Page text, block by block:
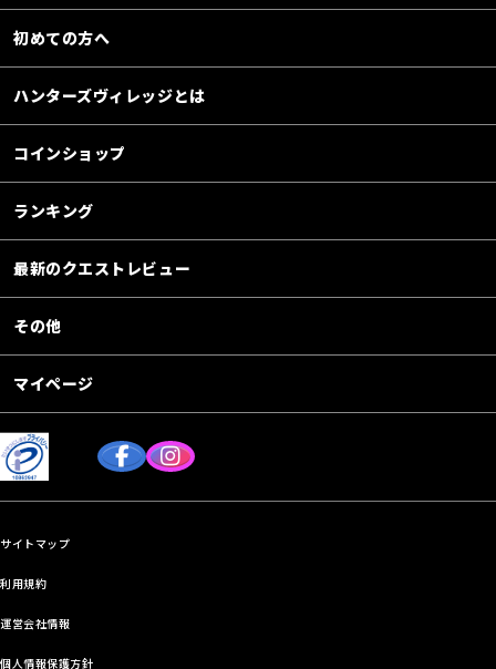
初めての方へ
ハンターズヴィレッジとは
コインショップ
ランキング
最新のクエストレビュー
その他
マイページ
サイトマップ
利用規約
運営会社情報
個人情報保護方針